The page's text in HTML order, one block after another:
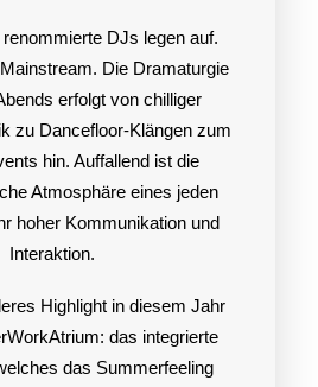
DJs legen auf.
Die Dramaturgie
erfolgt von chilliger
zu Dancefloor-Klängen zum
hin. Auffallend ist die
Atmosphäre eines jeden
hoher Kommunikation und
Interaktion.
Highlight in diesem Jahr
das integrierte
das Summerfeeling